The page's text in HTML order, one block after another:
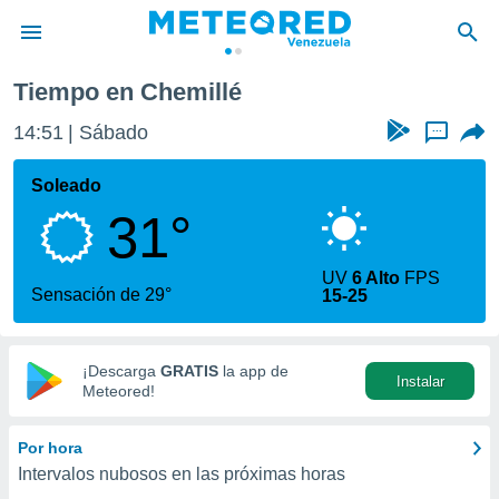
de
ha
calidad.
a este
las
y
digital
basada
Tiempo en Chemillé
14:51 Sábado ...
Soleado
31°
Sensación de 29°
UV6 Alto FPS
15-25
¡Descarga GRATIS la app de
Meteored!
Instalar
Por hora
Intervalos nubosos en las próximas horas